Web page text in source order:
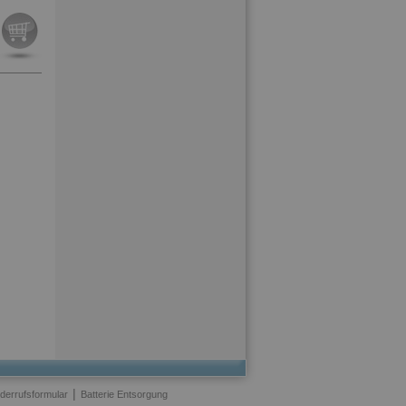
| Batterie Entsorgung